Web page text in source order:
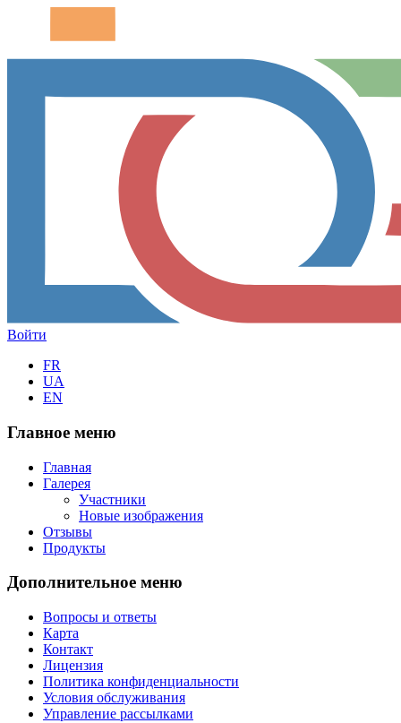
Войти
FR
UA
EN
Главное меню
Главная
Галерея
Участники
Новые изображения
Отзывы
Продукты
Дополнительное меню
Вопросы и ответы
Карта
Контакт
Лицензия
Политика конфиденциальности
Условия обслуживания
Управление рассылками